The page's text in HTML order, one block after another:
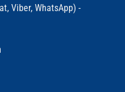
Viber, WhatsApp) -